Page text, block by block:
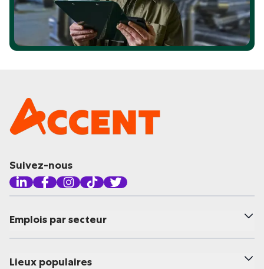
Suivez-nous
Emplois par secteur
Lieux populaires